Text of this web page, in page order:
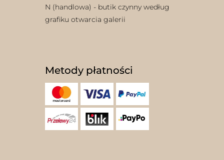
N (handlowa) - butik czynny według
grafiku otwarcia galerii
Metody płatności